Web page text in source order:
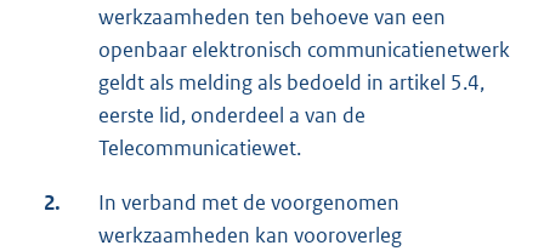
werkzaamheden ten behoeve van een
openbaar elektronisch communicatienetwerk
geldt als melding als bedoeld in artikel 5.4,
eerste lid, onderdeel a van de
Telecommunicatiewet.
2.
In verband met de voorgenomen
werkzaamheden kan vooroverleg